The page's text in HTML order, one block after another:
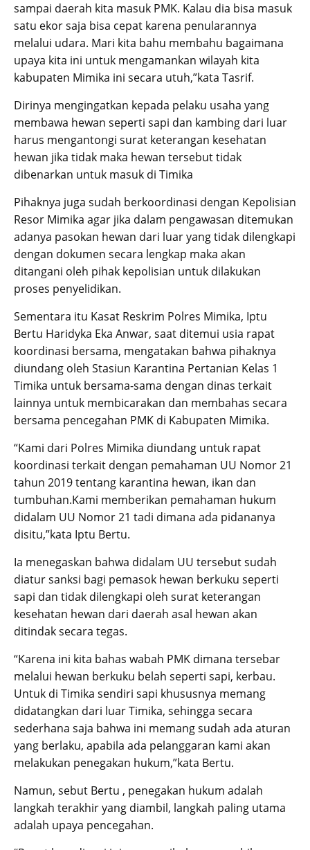
sampai daerah kita masuk PMK. Kalau dia bisa masuk
satu ekor saja bisa cepat karena penularannya
melalui udara. Mari kita bahu membahu bagaimana
upaya kita ini untuk mengamankan wilayah kita
kabupaten Mimika ini secara utuh,”kata Tasrif.
Dirinya mengingatkan kepada pelaku usaha yang
membawa hewan seperti sapi dan kambing dari luar
harus mengantongi surat keterangan kesehatan
hewan jika tidak maka hewan tersebut tidak
dibenarkan untuk masuk di Timika
Pihaknya juga sudah berkoordinasi dengan Kepolisian
Resor Mimika agar jika dalam pengawasan ditemukan
adanya pasokan hewan dari luar yang tidak dilengkapi
dengan dokumen secara lengkap maka akan
ditangani oleh pihak kepolisian untuk dilakukan
proses penyelidikan.
Sementara itu Kasat Reskrim Polres Mimika, Iptu
Bertu Haridyka Eka Anwar, saat ditemui usia rapat
koordinasi bersama, mengatakan bahwa pihaknya
diundang oleh Stasiun Karantina Pertanian Kelas 1
Timika untuk bersama-sama dengan dinas terkait
lainnya untuk membicarakan dan membahas secara
bersama pencegahan PMK di Kabupaten Mimika.
“Kami dari Polres Mimika diundang untuk rapat
koordinasi terkait dengan pemahaman UU Nomor 21
tahun 2019 tentang karantina hewan, ikan dan
tumbuhan.Kami memberikan pemahaman hukum
didalam UU Nomor 21 tadi dimana ada pidananya
disitu,”kata Iptu Bertu.
Ia menegaskan bahwa didalam UU tersebut sudah
diatur sanksi bagi pemasok hewan berkuku seperti
sapi dan tidak dilengkapi oleh surat keterangan
kesehatan hewan dari daerah asal hewan akan
ditindak secara tegas.
“Karena ini kita bahas wabah PMK dimana tersebar
melalui hewan berkuku belah seperti sapi, kerbau.
Untuk di Timika sendiri sapi khususnya memang
didatangkan dari luar Timika, sehingga secara
sederhana saja bahwa ini memang sudah ada aturan
yang berlaku, apabila ada pelanggaran kami akan
melakukan penegakan hukum,”kata Bertu.
Namun, sebut Bertu , penegakan hukum adalah
langkah terakhir yang diambil, langkah paling utama
adalah upaya pencegahan.